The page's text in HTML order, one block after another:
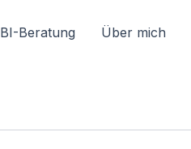
BI-Beratung Über mich